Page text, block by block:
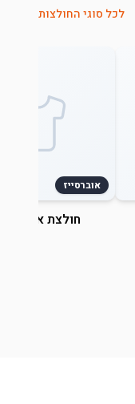
לכל סוגי החולצות
אוברסייז
חולצת